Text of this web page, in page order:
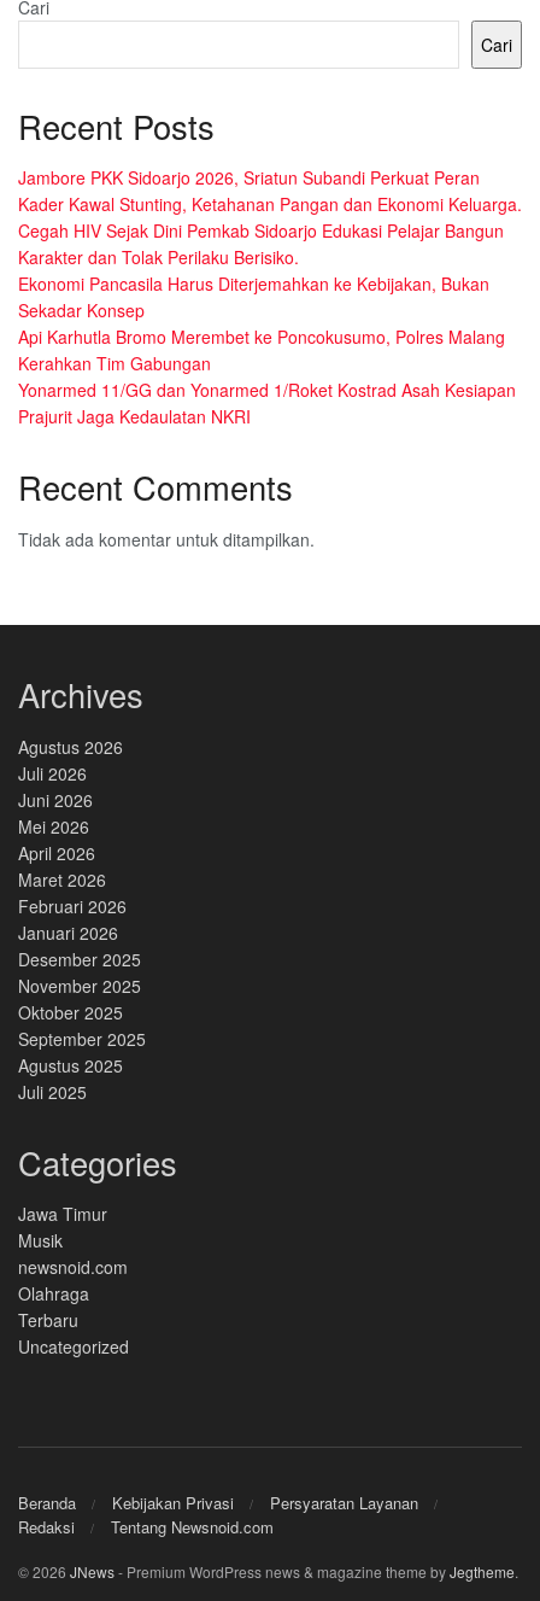
Cari
Cari
Recent Posts
Jambore PKK Sidoarjo 2026, Sriatun Subandi Perkuat Peran
Kader Kawal Stunting, Ketahanan Pangan dan Ekonomi Keluarga.
Cegah HIV Sejak Dini Pemkab Sidoarjo Edukasi Pelajar Bangun
Karakter dan Tolak Perilaku Berisiko.
Ekonomi Pancasila Harus Diterjemahkan ke Kebijakan, Bukan
Sekadar Konsep
Api Karhutla Bromo Merembet ke Poncokusumo, Polres Malang
Kerahkan Tim Gabungan
Yonarmed 11/GG dan Yonarmed 1/Roket Kostrad Asah Kesiapan
Prajurit Jaga Kedaulatan NKRI
Recent Comments
Tidak ada komentar untuk ditampilkan.
Archives
Agustus 2026
Juli 2026
Juni 2026
Mei 2026
April 2026
Maret 2026
Februari 2026
Januari 2026
Desember 2025
November 2025
Oktober 2025
September 2025
Agustus 2025
Juli 2025
Categories
Jawa Timur
Musik
newsnoid.com
Olahraga
Terbaru
Uncategorized
Beranda Kebijakan Privasi
Persyaratan Layanan
Redaksi
Tentang Newsnoid.com
© 2026 JNews- Premium WordPress news & magazine theme byJegtheme.